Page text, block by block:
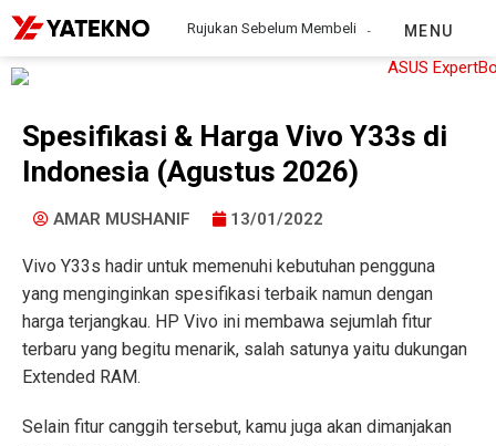
Rujukan Sebelum Membeli MENU
Spesifikasi & Harga Vivo Y33s di
Indonesia (Agustus 2026)
AMAR MUSHANIF 13/01/2022
Vivo Y33s hadir untuk memenuhi kebutuhan pengguna
yang menginginkan spesifikasi terbaik namun dengan
harga terjangkau. HP Vivo ini membawa sejumlah fitur
terbaru yang begitu menarik, salah satunya yaitu dukungan
Extended RAM.
Selain fitur canggih tersebut, kamu juga akan dimanjakan